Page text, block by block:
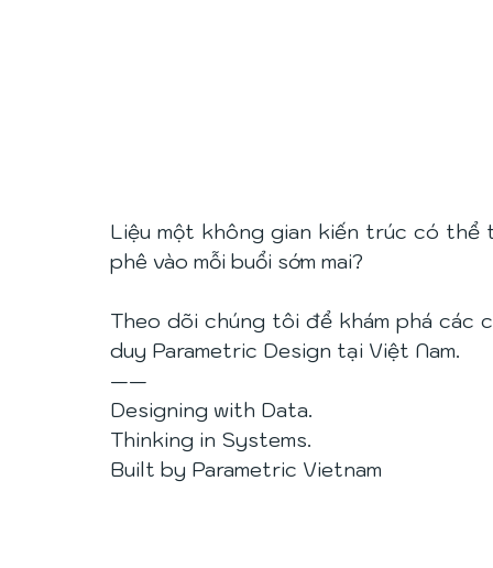
Liệu một không gian kiến trúc có thể
phê vào mỗi buổi sớm mai?
Theo dõi chúng tôi để khám phá các
duy Parametric Design tại Việt Nam.
——
Designing with Data.
Thinking in Systems.
Built by Parametric Vietnam